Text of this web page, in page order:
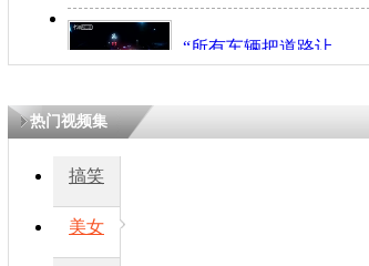
“所有车辆把道路让
开！”儿童突发疾病交
热门视频集
搞笑
美女